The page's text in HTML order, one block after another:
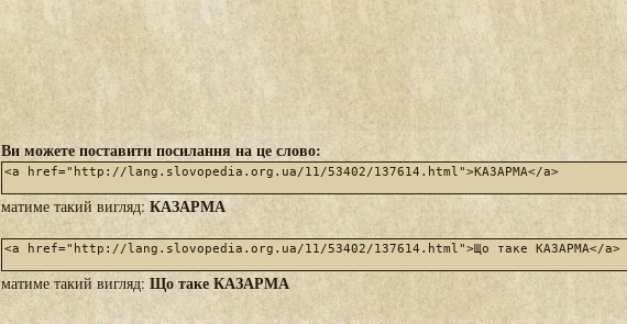
Ви можете поставити посилання на це слово:
матиме такий вигляд:КАЗАРМА
матиме такий вигляд: Що таке КАЗАРМА